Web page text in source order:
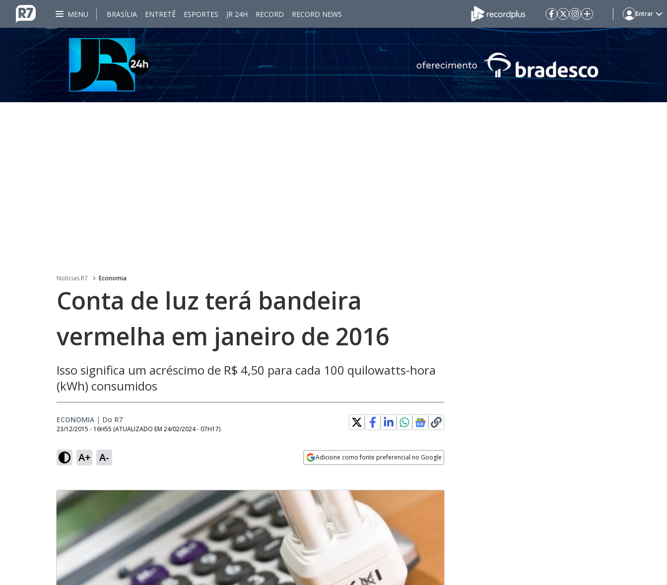
MENU BRASÍLIA ENTRETÊ ESPORTES JR 24H RECORD RECORD NEWS Entrar
Noticias R7 Economia
Conta de luz terá bandeira
vermelha em janeiro de 2016
Isso significa um acréscimo de R$ 4,50 para cada 100 quilowatts-hora
(kWh) consumidos
ECONOMIA | Do R7
23/12/2015 - 16H55 (ATUALIZADO EM 24/02/2024 - 07H17)
A+ A- Adicione como fonte preferencial no Google